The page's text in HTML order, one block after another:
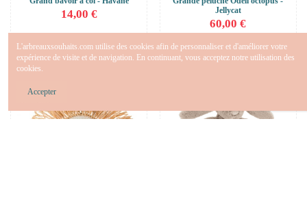
14,00 €
Ajouter au panier
Jellycat
60,00 €
Ajouter au panier
L'arbreauxsouhaits.com utilise des cookies afin de personnaliser et d'améliorer votre
expérience de visite et de navigation. En continuant, vous acceptez notre utilisation des
cookies.
Accepter